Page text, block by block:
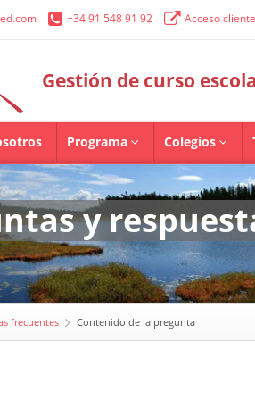
+34 91 548 91 92 Acceso
Gestión de curso
Programa Colegios
y
frecuentes Contenido de la pregunta